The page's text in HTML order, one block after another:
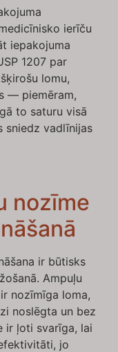
ierīču
iepakojuma
1207 par
lomu,
— piemēram,
to saturu visā
sniedz vadlīnijas
nozīme
ir būtisks
Ampuļu
nozīmīga loma,
noslēgta un bez
ir ļoti svarīga, lai
jo